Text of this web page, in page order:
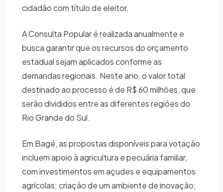
cidadão com título de eleitor.
A Consulta Popular é realizada anualmente e
busca garantir que os recursos do orçamento
estadual sejam aplicados conforme as
demandas regionais. Neste ano, o valor total
destinado ao processo é de R$ 60 milhões, que
serão divididos entre as diferentes regiões do
Rio Grande do Sul.
Em Bagé, as propostas disponíveis para votação
incluem apoio à agricultura e pecuária familiar,
com investimentos em açudes e equipamentos
agrícolas; criação de um ambiente de inovação;